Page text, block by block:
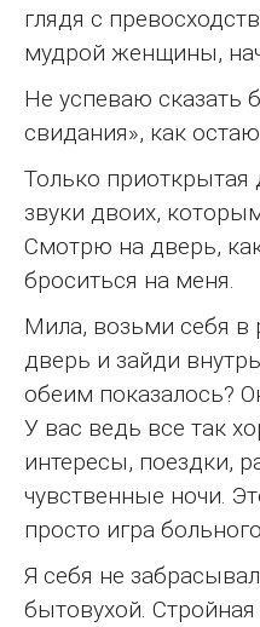
глядя с
мудрой женщины,
Не успеваю сказать
свидания», как
Только приоткрытая
звуки двоих,
Смотрю на дверь,
броситься на меня.
Мила, возьми себя в
дверь и зайди
обеим показалось?
У вас ведь все так
интересы, поездки,
чувственные ночи.
просто игра
Я себя не
бытовухой.